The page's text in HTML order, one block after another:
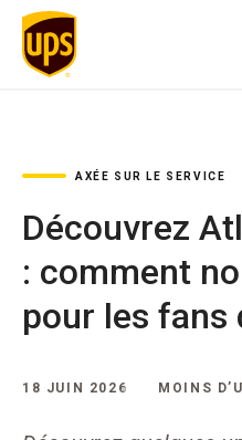
AXÉE SUR LE SERVICE
Découvrez
: comment
pour les fans
18 JUIN 2026 MOINS